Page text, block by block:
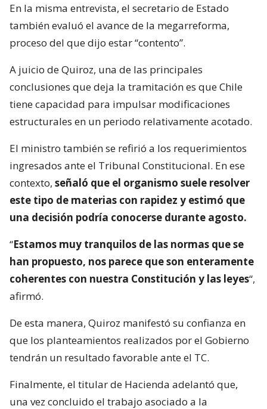
En la misma entrevista, el secretario de Estado
también evaluó el avance de la megarreforma,
proceso del que dijo estar “contento”.
A juicio de Quiroz, una de las principales
conclusiones que deja la tramitación es que Chile
tiene capacidad para impulsar modificaciones
estructurales en un periodo relativamente acotado.
El ministro también se refirió a los requerimientos
ingresados ante el Tribunal Constitucional. En ese
contexto, señaló que el organismo suele resolver
este tipo de materias con rapidez y estimó que
una decisión podría conocerse durante agosto.
“Estamos muy tranquilos de las normas que se
han propuesto, nos parece que son enteramente
coherentes con nuestra Constitución y las leyes“,
afirmó.
De esta manera, Quiroz manifestó su confianza en
que los planteamientos realizados por el Gobierno
tendrán un resultado favorable ante el TC.
Finalmente, el titular de Hacienda adelantó que,
una vez concluido el trabajo asociado a la